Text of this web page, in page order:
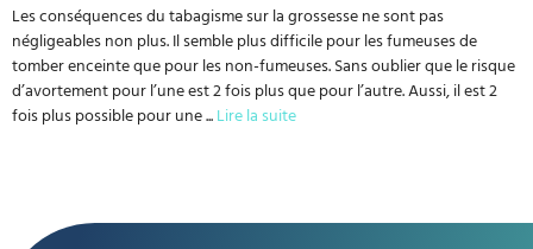
Les conséquences du tabagisme sur la grossesse ne sont pas
négligeables non plus. Il semble plus difficile pour les fumeuses de
tomber enceinte que pour les non-fumeuses. Sans oublier que le risque
d’avortement pour l’une est 2 fois plus que pour l’autre. Aussi, il est 2
fois plus possible pour une...Lire la suite